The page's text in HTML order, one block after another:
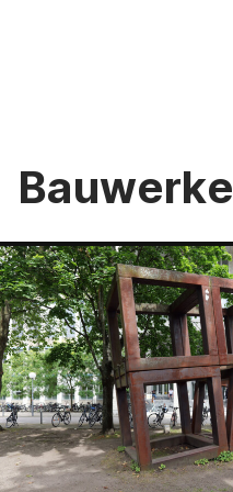
Bauwerke